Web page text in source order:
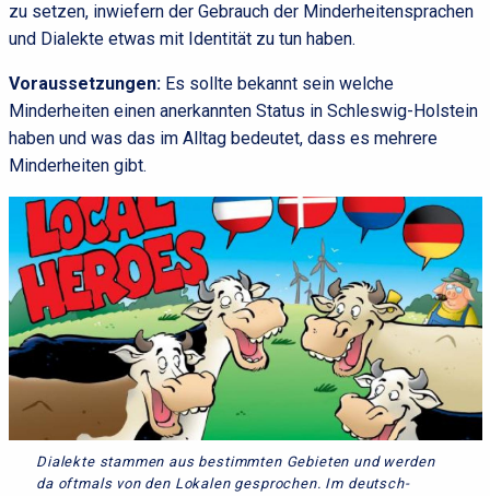
zu setzen, inwiefern der Gebrauch der Minderheitensprachen
und Dialekte etwas mit Identität zu tun haben.
Voraussetzungen: Es sollte bekannt sein welche
Minderheiten einen anerkannten Status in Schleswig-Holstein
haben und was das im Alltag bedeutet, dass es mehrere
Minderheiten gibt.
Dialekte stammen aus bestimmten Gebieten und werden
da oftmals von den Lokalen gesprochen. Im deutsch-